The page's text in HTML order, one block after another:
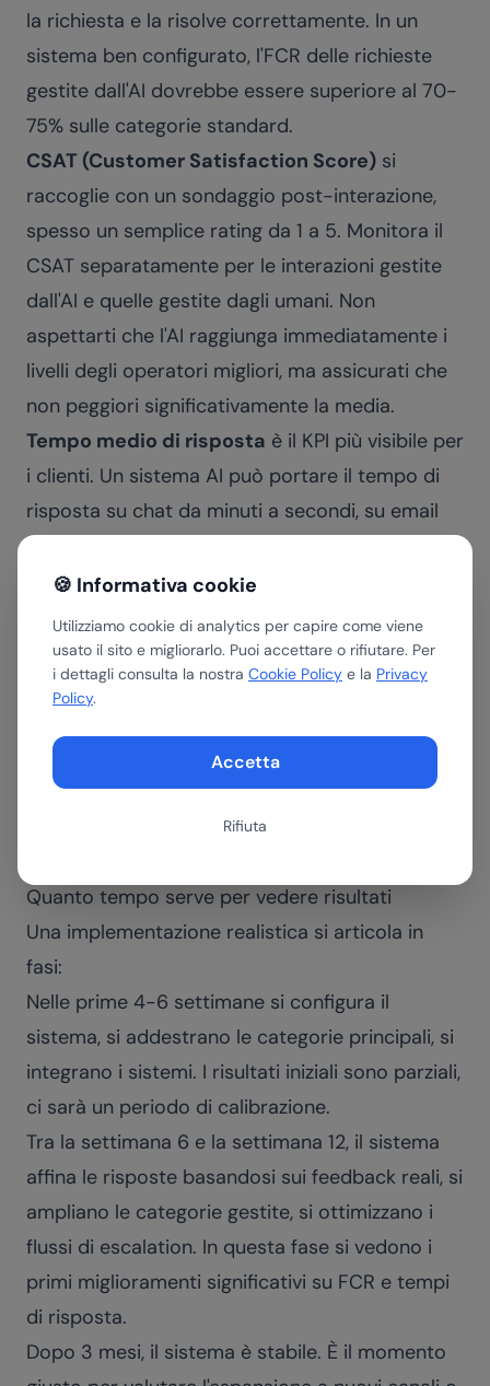
🍪 Informativa cookie
Utilizziamo cookie di analytics per capire come viene
usato il sito e migliorarlo. Puoi accettare o rifiutare. Per
i dettagli consulta la nostra Cookie Policy e la Privacy
Policy.
Accetta
Rifiuta
la richiesta e la risolve correttamente. In un
sistema ben configurato, l'FCR delle richieste
gestite dall'AI dovrebbe essere superiore al 70-
75% sulle categorie standard.
CSAT (Customer Satisfaction Score) si
raccoglie con un sondaggio post-interazione,
spesso un semplice rating da 1 a 5. Monitora il
CSAT separatamente per le interazioni gestite
dall'AI e quelle gestite dagli umani. Non
aspettarti che l'AI raggiunga immediatamente i
livelli degli operatori migliori, ma assicurati che
non peggiori significativamente la media.
Tempo medio di risposta è il KPI più visibile per
i clienti. Un sistema AI può portare il tempo di
risposta su chat da minuti a secondi, su email
da ore a minuti. Questo impatto è immediato e
misurabile dal primo giorno.
Aggiungi a queste tre metriche il tasso di
escalation: quante conversazioni vengono
cedute all'umano. Un tasso troppo alto (oltre il
sulle categorie che stai cercando di
automatizzare. Un tasso troppo basso (sotto il
10%) potrebbe indicare che l'AI gestisce casi
Quanto tempo serve per vedere risultati
Una implementazione realistica si articola in
fasi:
Nelle prime 4-6 settimane si configura il
sistema, si addestrano le categorie principali, si
integrano i sistemi. I risultati iniziali sono parziali,
ci sarà un periodo di calibrazione.
Tra la settimana 6 e la settimana 12, il sistema
affina le risposte basandosi sui feedback reali, si
ampliano le categorie gestite, si ottimizzano i
flussi di escalation. In questa fase si vedono i
primi miglioramenti significativi su FCR e tempi
di risposta.
Dopo 3 mesi, il sistema è stabile. È il momento